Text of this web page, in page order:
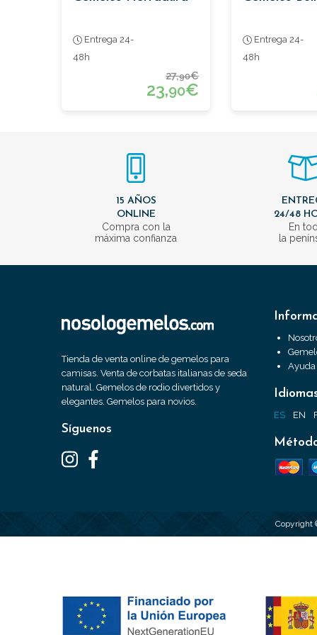
Entrega 24-
48h
27,90€
23,90€
Entrega 24-
48h
15 AÑOS
ONLINE
Compra con la
máxima confianza
24/48
En
la
Tienda de venta online de gemelos para
camisas. Venta de corbatas italianas de seda
natural. Gemelos de rodio divertidos y
elegantes. Gemelos para novios.
Síguenos
Ayuda
ES EN
Copyright